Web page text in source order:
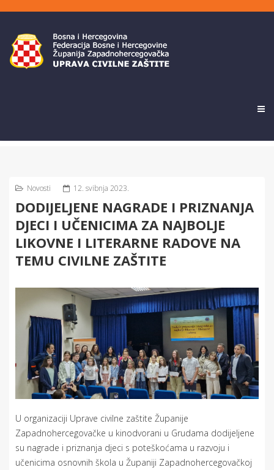
Novosti 12. svibnja 2023.
DODIJELJENE NAGRADE I PRIZNANJA
DJECI I UČENICIMA ZA NAJBOLJE
LIKOVNE I LITERARNE RADOVE NA
TEMU CIVILNE ZAŠTITE
U organizaciji Uprave civilne zaštite Županije
Zapadnohercegovačke u kinodvorani u Grudama dodijeljene
su nagrade i priznanja djeci s poteškoćama u razvoju i
učenicima osnovnih škola u Županiji Zapadnohercegovačkoj